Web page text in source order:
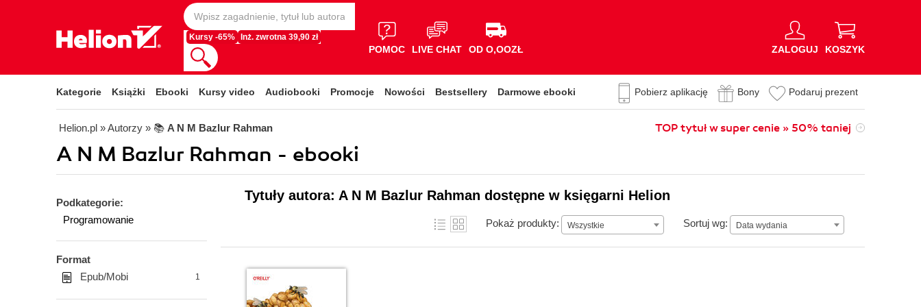
Kursy -65% Inż. zwrotna 39,90 zł
POMOC LIVE CHAT OD O,OOZŁ ZALOGUJ KOSZYK
Kategorie Książki Ebooki Kursy video Audiobooki Promocje Nowości Bestsellery Darmowe ebooki Pobierz aplikację Bony Podaruj prezent
Helion.pl » Autorzy » 📚 A N M Bazlur Rahman TOP tytuł w super cenie » 50% taniej
A N M Bazlur Rahman - ebooki
Podkategorie:
Programowanie
Format
Epub/Mobi
1
Tytuły autora: A N M Bazlur Rahman dostępne w księgarni Helion
Pokaż produkty: Wszystkie Sortuj wg: Data wydania
Data wydania